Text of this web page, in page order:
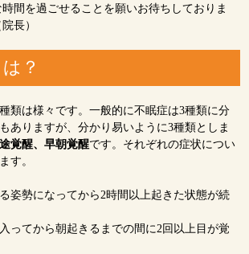
間を過ごせることを願いお待ちしておりま
長）
？
類は様々です。一般的に不眠症は3種類に分
ありますが、分かり易いように3種類としま
覚醒、早朝覚醒です。それぞれの症状につい
す。
姿勢になってから2時間以上起きた状態が続
入ってから朝起きるまでの間に2回以上目が覚